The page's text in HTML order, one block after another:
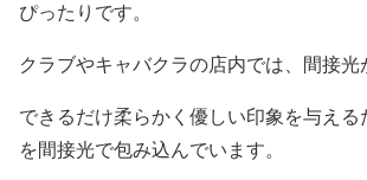
ぴったりです。
クラブやキャバクラの店内では、間接光
できるだけ柔らかく優しい印象を与える
を間接光で包み込んでいます。